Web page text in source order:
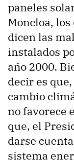
paneles
Moncloa,
dicen las
instalados
año 2000.
decir es
cambio
no favorece
que, el
darse
sistema